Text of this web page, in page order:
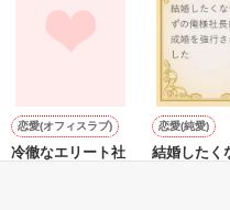
鷹哉『宜しくな、俺の雛子
雛子『俺の……ひぃ、雛子？
シゴデキで冷徹な上司が見
※表紙も作中使用の画像も
恋愛(オフィスラブ)
冷徹なエリート社
恋愛(純愛)
結婚したく